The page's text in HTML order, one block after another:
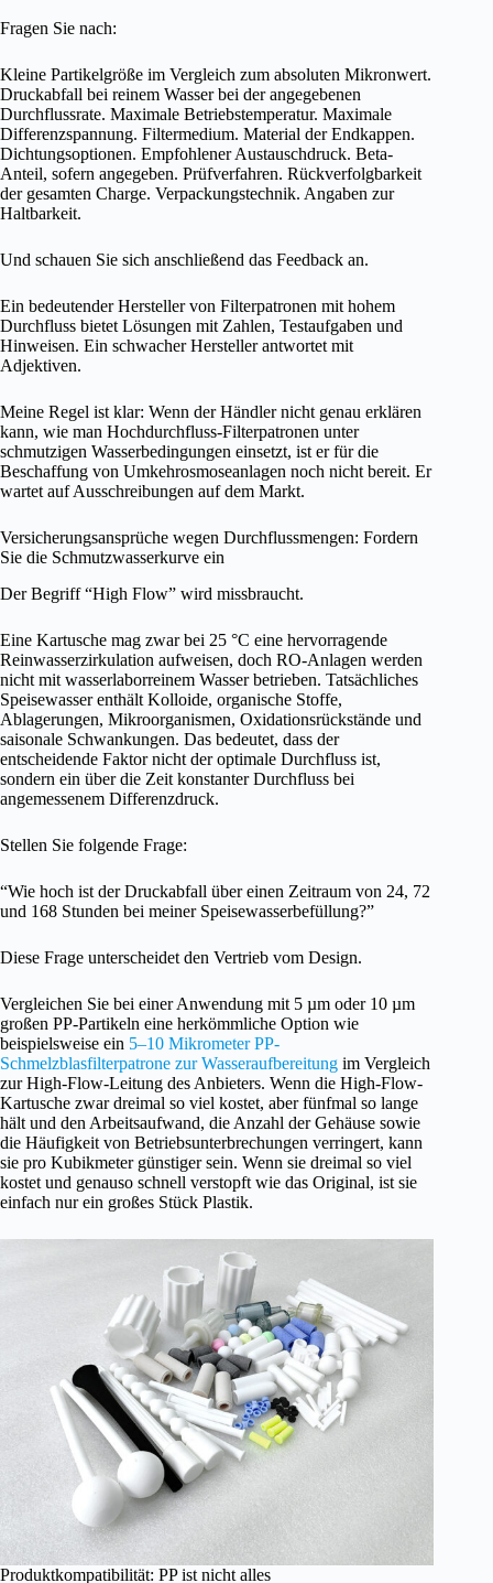
Fragen Sie nach:
Kleine Partikelgröße im Vergleich zum absoluten Mikronwert.
Druckabfall bei reinem Wasser bei der angegebenen
Durchflussrate. Maximale Betriebstemperatur. Maximale
Differenzspannung. Filtermedium. Material der Endkappen.
Dichtungsoptionen. Empfohlener Austauschdruck. Beta-
Anteil, sofern angegeben. Prüfverfahren. Rückverfolgbarkeit
der gesamten Charge. Verpackungstechnik. Angaben zur
Haltbarkeit.
Und schauen Sie sich anschließend das Feedback an.
Ein bedeutender Hersteller von Filterpatronen mit hohem
Durchfluss bietet Lösungen mit Zahlen, Testaufgaben und
Hinweisen. Ein schwacher Hersteller antwortet mit
Adjektiven.
Meine Regel ist klar: Wenn der Händler nicht genau erklären
kann, wie man Hochdurchfluss-Filterpatronen unter
schmutzigen Wasserbedingungen einsetzt, ist er für die
Beschaffung von Umkehrosmoseanlagen noch nicht bereit. Er
wartet auf Ausschreibungen auf dem Markt.
Versicherungsansprüche wegen Durchflussmengen: Fordern
Sie die Schmutzwasserkurve ein
Der Begriff “High Flow” wird missbraucht.
Eine Kartusche mag zwar bei 25 °C eine hervorragende
Reinwasserzirkulation aufweisen, doch RO-Anlagen werden
nicht mit wasserlaborreinem Wasser betrieben. Tatsächliches
Speisewasser enthält Kolloide, organische Stoffe,
Ablagerungen, Mikroorganismen, Oxidationsrückstände und
saisonale Schwankungen. Das bedeutet, dass der
entscheidende Faktor nicht der optimale Durchfluss ist,
sondern ein über die Zeit konstanter Durchfluss bei
angemessenem Differenzdruck.
Stellen Sie folgende Frage:
“Wie hoch ist der Druckabfall über einen Zeitraum von 24, 72
und 168 Stunden bei meiner Speisewasserbefüllung?”
Diese Frage unterscheidet den Vertrieb vom Design.
Vergleichen Sie bei einer Anwendung mit 5 µm oder 10 µm
großen PP-Partikeln eine herkömmliche Option wie
beispielsweise ein 5–10 Mikrometer PP-
Schmelzblasfilterpatrone zur Wasseraufbereitung im Vergleich
zur High-Flow-Leitung des Anbieters. Wenn die High-Flow-
Kartusche zwar dreimal so viel kostet, aber fünfmal so lange
hält und den Arbeitsaufwand, die Anzahl der Gehäuse sowie
die Häufigkeit von Betriebsunterbrechungen verringert, kann
sie pro Kubikmeter günstiger sein. Wenn sie dreimal so viel
kostet und genauso schnell verstopft wie das Original, ist sie
einfach nur ein großes Stück Plastik.
Produktkompatibilität: PP ist nicht alles